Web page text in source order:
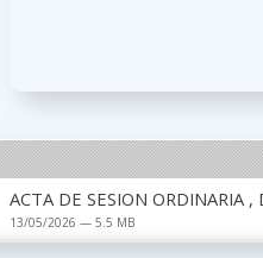
ACTA DE SESION ORDINARIA
13/05/2026 — 5.5 MB